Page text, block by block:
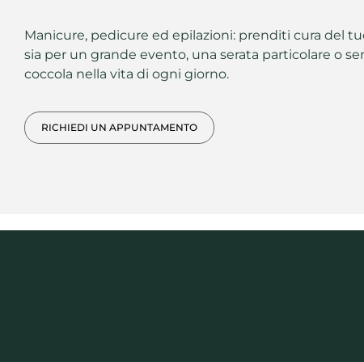
Manicure, pedicure ed epilazioni: prenditi cura del
sia per un grande evento, una serata particolare o
coccola nella vita di ogni giorno.
RICHIEDI UN APPUNTAMENTO